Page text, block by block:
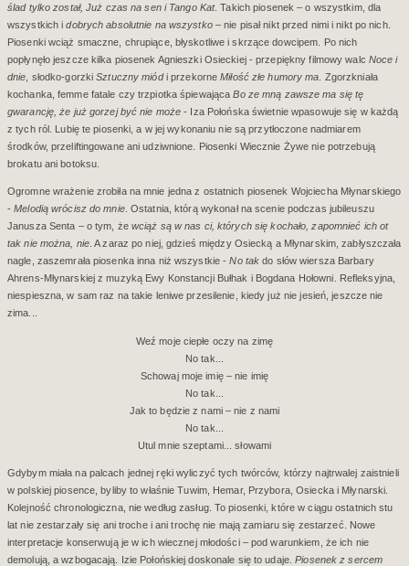
ślad tylko został, Już czas na sen i Tango Kat. Takich piosenek – o wszystkim, dla
wszystkich idobrych absolutnie na wszystko– nie pisał nikt przed nimi i nikt po nich.
Piosenki wciąż smaczne, chrupiące, błyskotliwe i skrzące dowcipem. Po nich
popłynęło jeszcze kilka piosenek Agnieszki Osieckiej - przepiękny filmowy walc Noce i
dnie , słodko-gorzkiSztuczny miódi przekorneMiłość złe humory ma . Zgorzkniała
kochanka, femme fatale czy trzpiotka śpiewającaBo ze mną zawsze ma się tę
gwarancję, że już gorzej być nie może - Iza Połońska świetnie wpasowuje się w każdą
z tych ról. Lubię te piosenki, a w jej wykonaniu nie są przytłoczone nadmiarem
środków, przeliftingowane ani udziwnione. Piosenki Wiecznie Żywe nie potrzebują
brokatu ani botoksu.
Ogromne wrażenie zrobiła na mnie jedna z ostatnich piosenek Wojciecha Młynarskiego
-Melodią wrócisz do mnie. Ostatnia, którą wykonał na scenie podczas jubileuszu
Janusza Senta – o tym, że wciąż są w nas ci, których się kochało, zapomnieć ich ot
tak nie można, nie. A zaraz po niej, gdzieś między Osiecką a Młynarskim, zabłyszczała
nagle, zaszemrała piosenka inna niż wszystkie -No tak do słów wiersza Barbary
Ahrens-Młynarskiej z muzyką Ewy Konstancji Bułhak i Bogdana Hołowni. Refleksyjna,
niespieszna, w sam raz na takie leniwe przesilenie, kiedy już nie jesień, jeszcze nie
zima...
Weź moje ciepłe oczy na zimę
No tak...
Schowaj moje imię – nie imię
No tak...
Jak to będzie z nami – nie z nami
No tak...
Utul mnie szeptami... słowami
Gdybym miała na palcach jednej ręki wyliczyć tych twórców, którzy najtrwalej zaistnieli
w polskiej piosence, byliby to właśnie Tuwim, Hemar, Przybora, Osiecka i Młynarski.
Kolejność chronologiczna, nie według zasług. To piosenki, które w ciągu ostatnich stu
lat nie zestarzały się ani troche i ani trochę nie mają zamiaru się zestarzeć. Nowe
interpretacje konserwują je w ich wiecznej młodości – pod warunkiem, że ich nie
demolują, a wzbogacają. Izie Połońskiej doskonale się to udaje.Piosenek z sercem